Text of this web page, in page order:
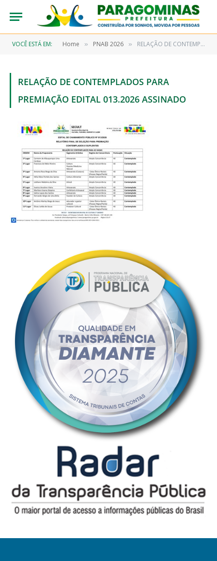
VOCÊ ESTÁ EM: Home » PNAB 2026 » RELAÇÃO DE CONTEMPLADOS PARA PREMIAÇÃO EDITAL 013.2026 ASSINADO
RELAÇÃO DE CONTEMPLADOS PARA
PREMIAÇÃO EDITAL 013.2026 ASSINADO